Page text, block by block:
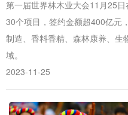
陕西 甘肃
多语种频道
第一届世界林木业大会11月25
30个项目，签约金额超400亿元
制造、香料香精、森林康养、生
域。
2023-11-25